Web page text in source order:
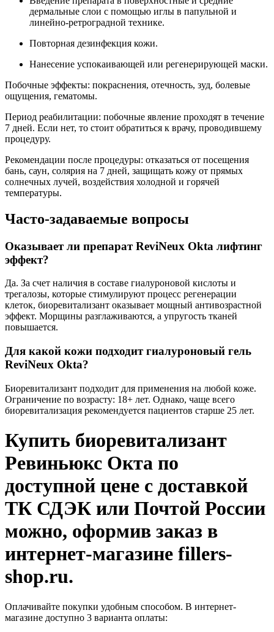
дермальные слои с помощью иглы в папульной и
линейно-ретроградной технике.
Повторная дезинфекция кожи.
Нанесение успокаивающей или регенерирующей маски.
Побочные эффекты: покраснения, отечность, зуд, болевые
ощущения, гематомы.
Период реабилитации: побочные явление проходят в течение
7 дней. Если нет, то стоит обратиться к врачу, проводившему
процедуру.
Рекомендации после процедуры: отказаться от посещения
бань, саун, солярия на 7 дней, защищать кожу от прямых
солнечных лучей, воздействия холодной и горячей
температуры.
Часто-задаваемые вопросы
Оказывает ли препарат ReviNeux Okta лифтинг
эффект?
Да. За счет наличия в составе гиалуроновой кислоты и
трегалозы, которые стимулируют процесс регенерации
клеток, биоревитализант оказывает мощный антивозрастной
эффект. Морщины разглаживаются, а упругость тканей
повышается.
Для какой кожи подходит гиалуроновый гель
ReviNeux Okta?
Биоревитализант подходит для применения на любой коже.
Ограничение по возрасту: 18+ лет. Однако, чаще всего
биоревитализация рекомендуется пациентов старше 25 лет.
Купить биоревитализант
Ревиньюкс Окта по
доступной цене с доставкой
ТК СДЭК или Почтой России
можно, оформив заказ в
интернет-магазине fillers-
shop.ru.
Оплачивайте покупки удобным способом. В интернет-
магазине доступно 3 варианта оплаты: